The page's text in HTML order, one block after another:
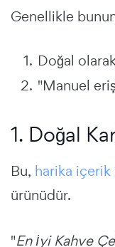
Genellikle
Doğal
"Manuel
1. Doğal
Bu, harika içerik
ürünüdür.
"En İyi Kahve